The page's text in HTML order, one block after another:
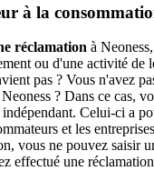
à la
réclamation à
ou d'une activité de
pas ? Vous n'avez
? Dans ce cas,
Celui-ci a
et les
vous ne pouvez saisir
effectué une